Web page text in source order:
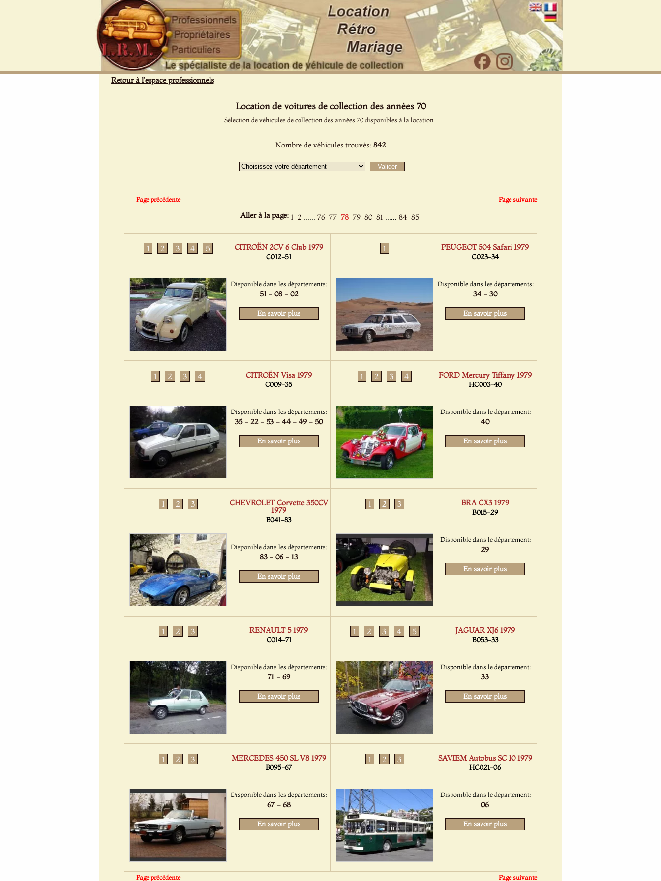
Retour à l'espace professionnels
Location de voitures de collection des années 70
Sélection de véhicules de collection des années 70 disponibles à la location .
Nombre de véhicules trouvés: 842
Page précédente Page suivante
Aller à la page:1 2 ...... 76 77 78 79 80 81 ...... 84 85
1 2 3 4 5 CITROËN 2CV 6 Club 1979
C012-51
Disponible dans les départements:
51 - 08 - 02
En savoir plus
1 PEUGEOT 504 Safari 1979
C023-34
Disponible dans les départements:
34 - 30
En savoir plus
1 2 3 4 CITROËN Visa 1979
C009-35
Disponible dans les départements:
35 - 22 - 53 - 44 - 49 - 50
En savoir plus
1 2 3 4 FORD Mercury Tiffany 1979
HC003-40
Disponible dans le département:
40
En savoir plus
1 2 3 CHEVROLET Corvette 350CV
1979
B041-83
Disponible dans les départements:
83 - 06 - 13
En savoir plus
1 2 3 BRA CX3 1979
B015-29
Disponible dans le département:
29
En savoir plus
1 2 3 RENAULT 5 1979
C014-71
Disponible dans les départements:
71 - 69
En savoir plus
1 2 3 4 5 JAGUAR XJ6 1979
B053-33
Disponible dans le département:
33
En savoir plus
1 2 3 MERCEDES 450 SL V8 1979
B095-67
Disponible dans les départements:
67 - 68
En savoir plus
1 2 3 SAVIEM Autobus SC 10 1979
HC021-06
Disponible dans le département:
06
En savoir plus
Page précédente Page suivante
Panneau de gestion des cookies